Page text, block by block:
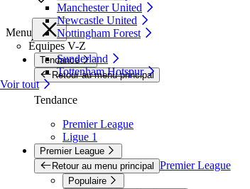
Manchester United
Newcastle United
Nottingham Forest
Équipes V-Z
Sunderland
Tottenham Hotspur
Voir tout
Menu
Tendance
Retour au menu principal
Tendance
Premier League
Ligue 1
Premier League
Retour au menu principal Premier League
Populaire